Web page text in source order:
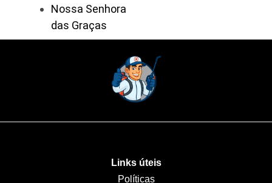
Nossa Senhora
das Graças
Links úteis
Políticas